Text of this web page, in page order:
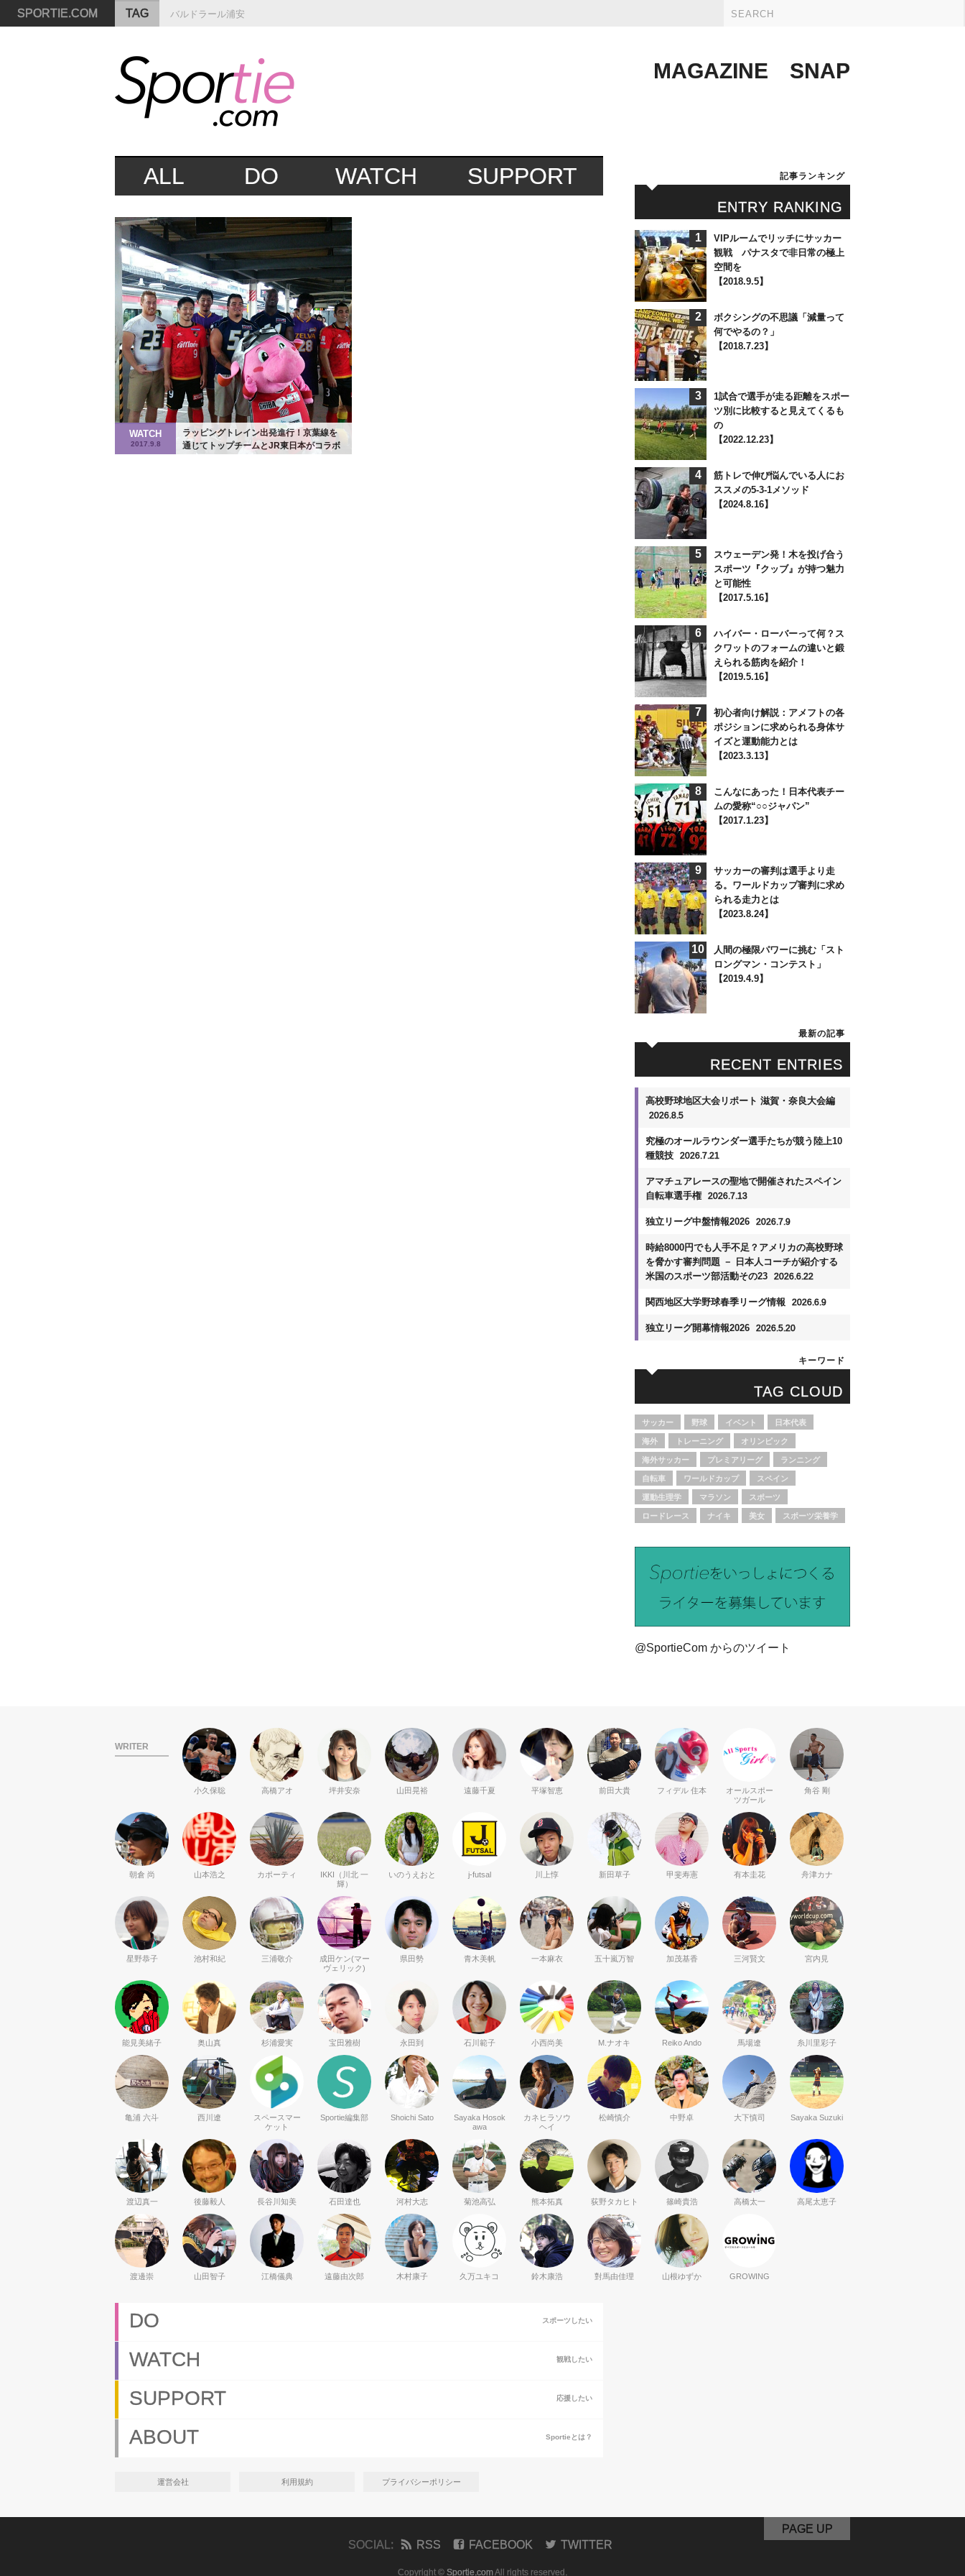
SPORTIE.COM TAG バルドラール浦安
MAGAZINE SNAP
ALL DO WATCH SUPPORT
WATCH
2017.9.8
ラッピングトレイン出発進行！京葉線を
通じてトップチームとJR東日本がコラボ
ENTRY RANKING
記事ランキング
1
VIPルームでリッチにサッカー
観戦 パナスタで非日常の極上
空間を
【2018.9.5】
2
ボクシングの不思議「減量って
何でやるの？」
【2018.7.23】
3
1試合で選手が走る距離をスポー
ツ別に比較すると見えてくるも
の
【2022.12.23】
4
筋トレで伸び悩んでいる人にお
ススメの5-3-1メソッド
【2024.8.16】
5
スウェーデン発！木を投げ合う
スポーツ『クッブ』が持つ魅力
と可能性
【2017.5.16】
6
ハイバー・ローバーって何？ス
クワットのフォームの違いと鍛
えられる筋肉を紹介！
【2019.5.16】
7
初心者向け解説：アメフトの各
ポジションに求められる身体サ
イズと運動能力とは
【2023.3.13】
8
こんなにあった！日本代表チー
ムの愛称“○○ジャパン”
【2017.1.23】
9
サッカーの審判は選手より走
る。ワールドカップ審判に求め
られる走力とは
【2023.8.24】
10
人間の極限パワーに挑む「スト
ロングマン・コンテスト」
【2019.4.9】
RECENT ENTRIES
最新の記事
高校野球地区大会リポート 滋賀・奈良大会編
2026.8.5
究極のオールラウンダー選手たちが競う陸上10
種競技
2026.7.21
アマチュアレースの聖地で開催されたスペイン
自転車選手権 2026.7.13
独立リーグ中盤情報2026 2026.7.9
時給8000円でも人手不足？アメリカの高校野球
を脅かす審判問題 － 日本人コーチが紹介する
米国のスポーツ部活動その23
2026.6.22
関西地区大学野球春季リーグ情報 2026.6.9
独立リーグ開幕情報2026 2026.5.20
TAG CLOUD
キーワード
サッカー 野球 イベント 日本代表
海外 トレーニング オリンピック
海外サッカー プレミアリーグ ランニング
自転車 ワールドカップ スペイン
運動生理学 マラソン スポーツ
ロードレース ナイキ 美女 スポーツ栄養学
@SportieCom からのツイート
WRITER
小久保聡 高橋アオ 坪井安奈 山田晃裕 遠藤千夏 平塚智恵 前田大貴 フィデル 住本
オールスポー
ツガール
角谷 剛
朝倉 尚 山本浩之 カポーティ
IKKI（川北 一
輝）
いのうえおと j-futsal 川上惇 新田草子 甲斐寿憲 有本圭花 舟津カナ
星野恭子 池村和紀 三浦敬介
成田ケン(マー
ヴェリック)
県田勢 青木美帆 一本麻衣 五十嵐万智 加茂基香 三河賢文 宮内見
能見美緒子 奥山真 杉浦愛実 宝田雅樹 永田到 石川範子 小西尚美 M.ナオキ Reiko Ando 馬場遼 糸川里彩子
亀浦 六斗 西川遼
スペースマー
ケット
Sportie編集部 Shoichi Sato
Sayaka Hosok
awa
カネヒラソウ
ヘイ
松崎慎介 中野卓 大下慎司 Sayaka Suzuki
渡辺真一 後藤毅人 長谷川知美 石田達也 河村大志 菊池高弘 熊本拓真 荻野タカヒト 篠崎貴浩 高橋太一 高尾太恵子
渡邊崇 山田智子 江橋儀典 遠藤由次郎 木村康子 久万ユキコ 鈴木康浩 對馬由佳理 山根ゆずか GROWING
スポーツしたい
DO
観戦したい
WATCH
応援したい
SUPPORT
Sportieとは？
ABOUT
運営会社 利用規約 プライバシーポリシー
PAGE UP
SOCIAL:
RSS FACEBOOK TWITTER
Copyright © Sportie.comAll rights reserved.